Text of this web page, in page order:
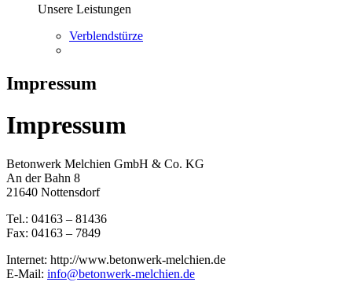
Unsere Leistungen
Verblendstürze
Impressum
Impressum
Betonwerk Melchien GmbH & Co. KG
An der Bahn 8
21640 Nottensdorf
Tel.: 04163 – 81436
Fax: 04163 – 7849
Internet: http://www.betonwerk-melchien.de
E-Mail: info@betonwerk-melchien.de